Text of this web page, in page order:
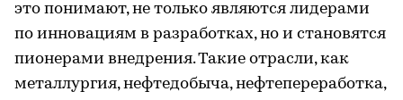
это понимают, не только являются лидерами
по инновациям в разработках, но и становятся
пионерами внедрения. Такие отрасли, как
металлургия, нефтедобыча, нефтепереработка,